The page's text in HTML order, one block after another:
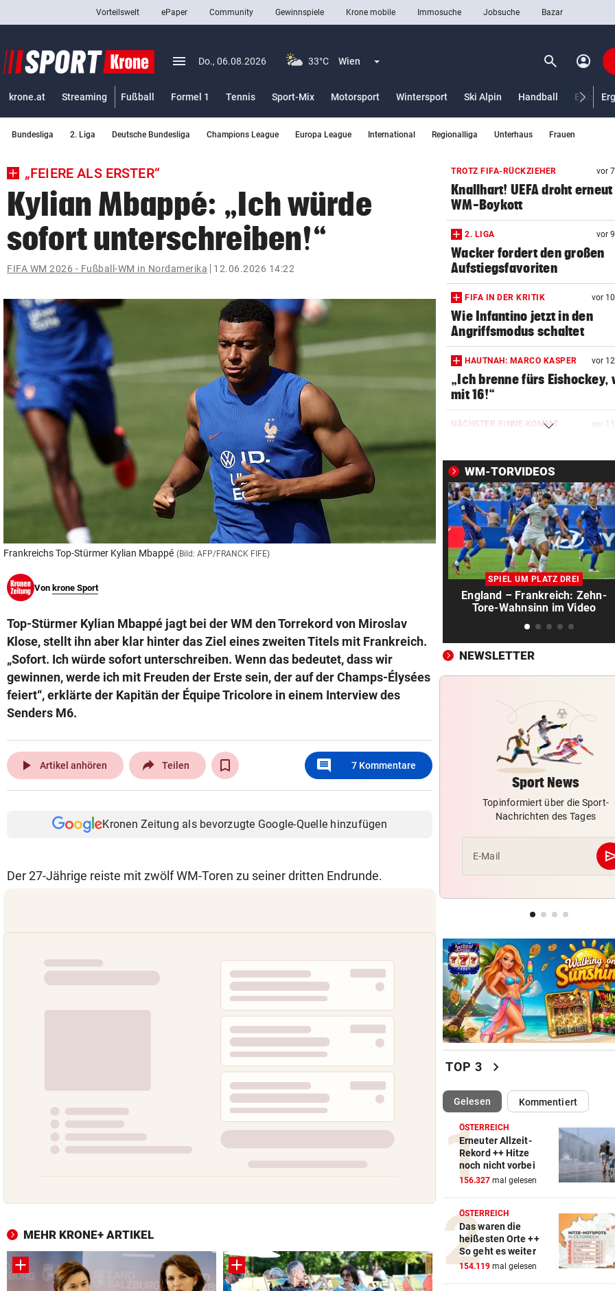
closeSchließen
Abonnieren
bookmark
search
Suchbegriff
eingeben
© Krone Multimedia GmbH & Co KG 2026
Muthgasse 2, 1190 Wien
Vorteilswelt ePaper Community Gewinnspiele Krone mobile Immosuche Jobsuche Bazar
menu Menü aufklappen
Do., 06.08.2026 33°C Wien Menü aufklappen search Suchen
account_circle
krone.at Streaming Fußball Formel 1 Tennis Sport-Mix Motorsport Wintersport Ski Alpin Handball
Bundesliga 2. Liga Deutsche Bundesliga Champions League Europa League International Regionalliga Unterhaus Frauen
„FEIERE ALS ERSTER“
Kylian Mbappé: „Ich würde
sofort unterschreiben!“
FIFA WM 2026 - Fußball-WM in Nordamerika 12.06.2026 14:22
Frankreichs Top-Stürmer Kylian Mbappé (Bild: AFP/FRANCK FIFE)
Von krone Sport
Top-Stürmer Kylian Mbappé jagt bei der WM den Torrekord von Miroslav
Klose, stellt ihn aber klar hinter das Ziel eines zweiten Titels mit Frankreich.
„Sofort. Ich würde sofort unterschreiben. Wenn das bedeutet, dass wir
gewinnen, werde ich mit Freuden der Erste sein, der auf der Champs-Élysées
feiert“, erklärte der Kapitän der Équipe Tricolore in einem Interview des
Senders M6.
play_arrow Artikel anhören Teilen comment 7 Kommentare
Kronen Zeitung als bevorzugte Google-Quelle hinzufügen
Der 27-Jährige reiste mit zwölf WM-Toren zu seiner dritten Endrunde.
MEHR KRONE+ ARTIKEL
TROTZ FIFA-RÜCKZIEHER vor
Knallhart! UEFA droht
WM-Boykott
2. LIGA vor
Wacker fordert den großen
Aufstiegsfavoriten
FIFA IN DER KRITIK vor
Wie Infantino jetzt in den
Angriffsmodus schaltet
HAUTNAH: MARCO KASPER vor
„Ich brenne fürs Eishockey,
mit 16!“
NÄCHSTER FINNE KOMMT vor
den „Pioneerit“
SEIDL UND CO. BESTÜRZT vor
Todes-Drama um Fan!
im Trauerflor
CONFERENCE LEAGUE vor 34
LIVE: Blitztor! Rapid führt bei
Paide dank Elfer
BURGOS-RUNDFAHRT vor
Gall nach Etappensieg neuer
Gesamtführender!
NACH WM-DEBAKEL vor
Teamchef von Uruguay
HISTORISCHE FAHRT
Weltrekord! Weltmeister siegt
unter Schmerzen
WM-TORVIDEOS
SPIEL UM PLATZ DREI
England – Frankreich: Zehn-
Tore-Wahnsinn im Video
NEWSLETTER
Sport News
Topinformiert über die Sport-
Nachrichten des Tages
E-Mail
TOP 3 chevron_right
Gelesen(ausgewählt)Kommentiert
ÖSTERREICH
Erneuter Allzeit-
Rekord ++ Hitze
noch nicht vorbei
156.327 mal gelesen
ÖSTERREICH
Das waren die
heißesten Orte ++
So geht es weiter
154.119 mal gelesen